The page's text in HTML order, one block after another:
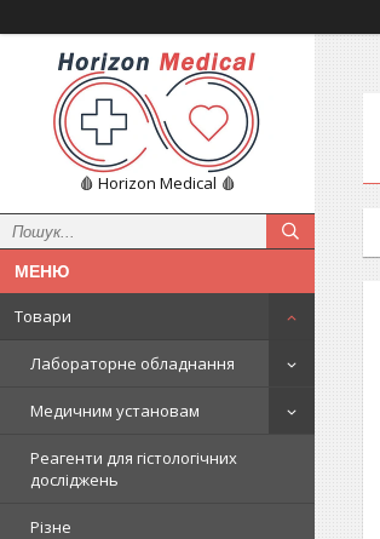
🩸 Horizon Medical 🩸
Товари
Лабораторне обладнання
Медичним установам
Реагенти для гістологічних
досліджень
Різне